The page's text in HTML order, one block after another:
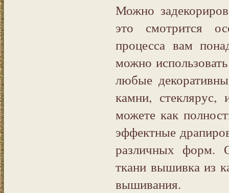
Можно
это смотрится
процесса вам
можно
любые
камни,
можете как
эффектные
различных форм.
ткани вышивка из
вышивания.